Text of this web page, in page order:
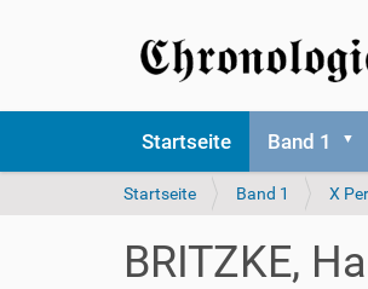
Startseite Band 1
S
Startseite Band 1 X
BRITZKE,